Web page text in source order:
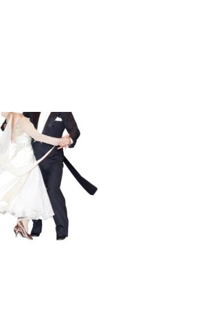
友達ができない…。高校生になってからの友
達の作り方とは？
友達ができない？ 中学校の頃はたくさん友達がいたの
に、高校に進学して、気づくと自分がぼっち状態...
トスの基本。バレーでアタックを活かすトス
のコツと練習方法